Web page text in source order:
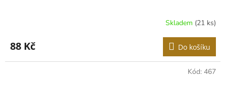
Skladem (21 ks)
88 Kč Do košíku
Kód: 467